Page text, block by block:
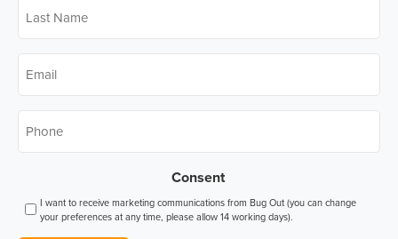
Name *
Consent
I want to receive marketing communications from Bug Out (you can change
your preferences at any time, please allow 14 working days).